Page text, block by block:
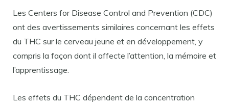
Les Centers for Disease Control and Prevention (CDC)
ont des avertissements similaires concernant les effets
du THC sur le cerveau jeune et en développement, y
compris la façon dont il affecte l’attention, la mémoire et
l’apprentissage.
Les effets du THC dépendent de la concentration